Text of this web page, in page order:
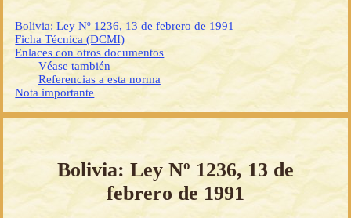
Bolivia: Ley Nº 1236, 13 de febrero de 1991
Ficha Técnica (DCMI)
Enlaces con otros documentos
Véase también
Referencias a esta norma
Nota importante
Bolivia: Ley Nº 1236, 13 de
febrero de 1991